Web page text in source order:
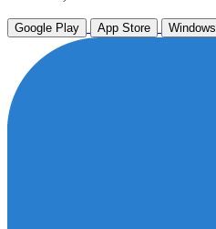
Google Play App Store Windows